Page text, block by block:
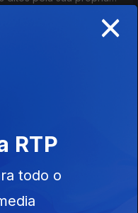
100 anos, a Antena
ditos pela sua própria
A CESÁRIO
×
RTP
todo o